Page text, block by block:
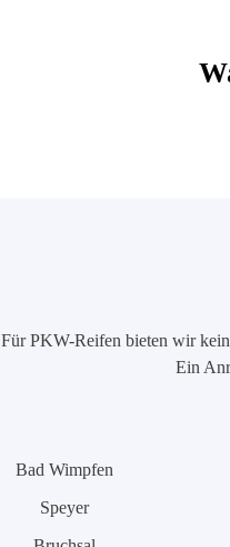
Für PKW-Reifen bieten wir
Ein
Bad Wimpfen
Speyer